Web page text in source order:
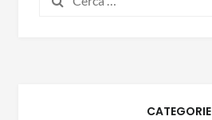
CATEGORIE